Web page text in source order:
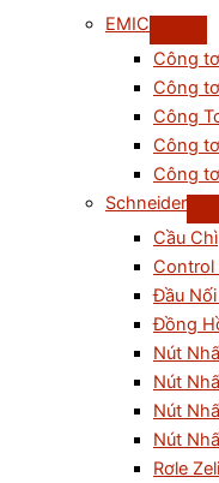
EMIC
Công
Công
Công
Công
Công
Schneider
Cầu Chì
Control
Đầu
Đồng
Nút
Nút
Nút
Nút
Rơle